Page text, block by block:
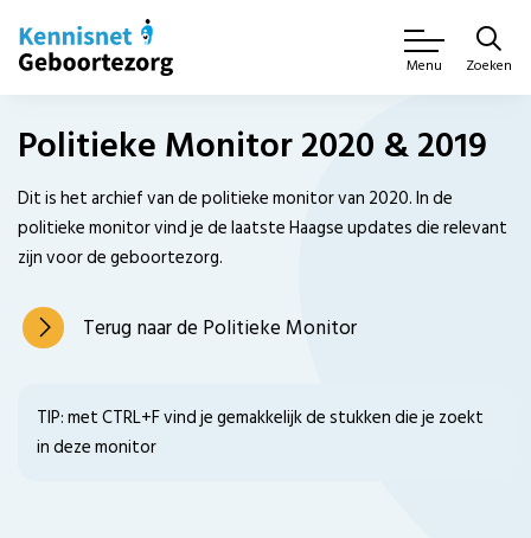
Menu Zoeken
Politieke Monitor 2020 & 2019
Dit is het archief van de politieke monitor van 2020. In de
politieke monitor vind je de laatste Haagse updates die relevant
zijn voor de geboortezorg.
Terug naar de Politieke Monitor
TIP: met CTRL+F vind je gemakkelijk de stukken die je zoekt
in deze monitor